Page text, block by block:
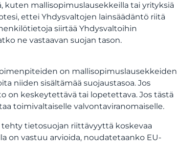
kuten mallisopimuslausekkeilla tai yrityksiä
ettei Yhdysvaltojen lainsäädäntö riitä
siirtää Yhdysvaltoihin
ne vastaavan suojan tason.
on mallisopimuslausekkeiden
niiden sisältämää suojaustasoa. Jos
on keskeytettävä tai lopetettava. Jos tästä
toimivaltaiselle valvontaviranomaiselle.
tehty tietosuojan riittävyyttä koskevaa
on vastuu arvioida, noudatetaanko EU-